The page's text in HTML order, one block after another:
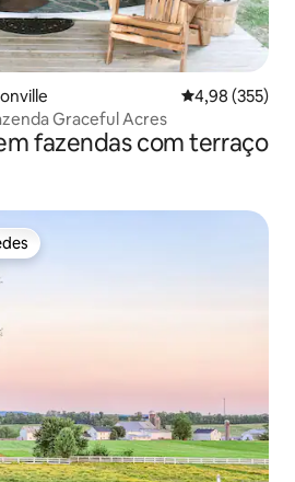
4,98 de uma
4,98 (355)
Graceful Acres
fazendas com terraço
dos hóspedes